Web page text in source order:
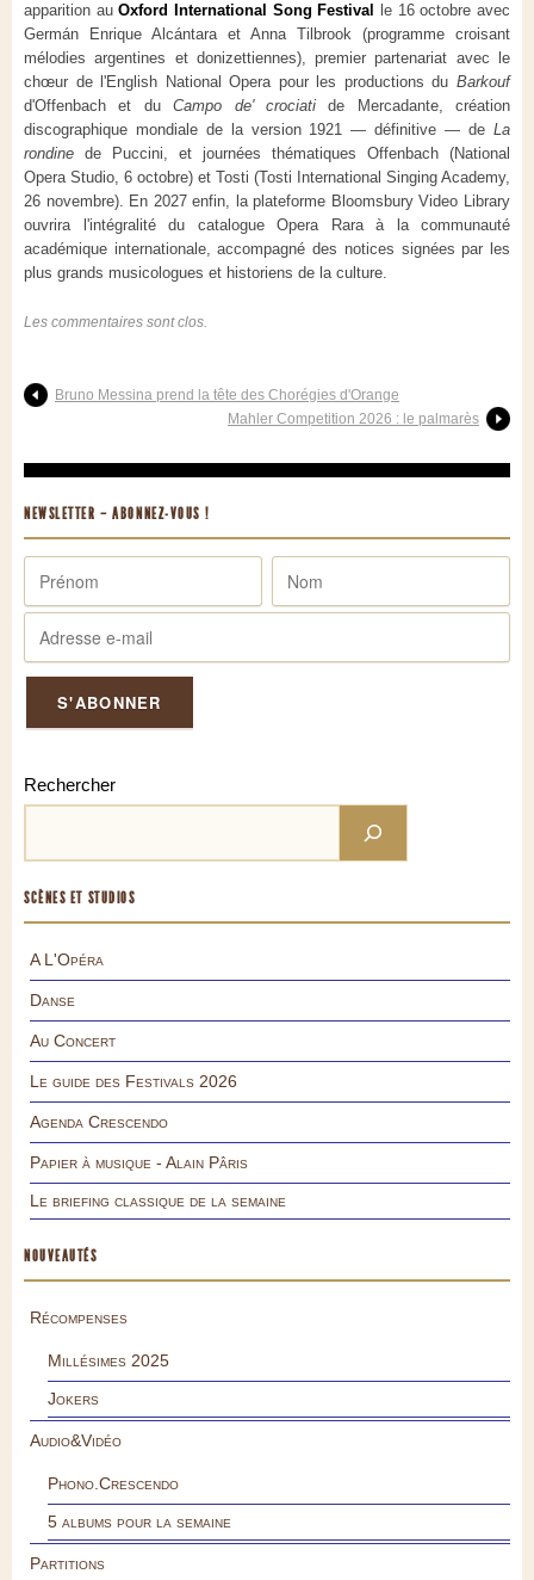
apparition auOxford International Song Festival
le 16 octobre avec
Germán Enrique Alcántara et Anna Tilbrook (programme croisant
mélodies argentines et donizettiennes), premier partenariat avec le
chœur de l'English National Opera pour les productions du Barkouf
d'Offenbach et duCampo de' crociatide Mercadante, création
discographique mondiale de la version 1921 — définitive — de La
rondine de Puccini, et journées thématiques Offenbach (National
Opera Studio, 6 octobre) et Tosti (Tosti International Singing Academy,
26 novembre). En 2027 enfin, la plateforme Bloomsbury Video Library
ouvrira l'intégralité du catalogue Opera Rara à la communauté
académique internationale, accompagné des notices signées par les
plus grands musicologues et historiens de la culture.
Les commentaires sont clos.
Bruno Messina prend la tête des Chorégies d'Orange
Mahler Competition 2026 : le palmarès
NEWSLETTER – ABONNEZ-VOUS !
Rechercher
SCÈNES ET STUDIOS
A L'Opéra
Danse
Au Concert
Le guide des Festivals 2026
Agenda Crescendo
Papier à musique - Alain Pâris
Le briefing classique de la semaine
NOUVEAUTÉS
Récompenses
Millésimes 2025
Jokers
Audio&Vidéo
Phono.Crescendo
5 albums pour la semaine
Partitions